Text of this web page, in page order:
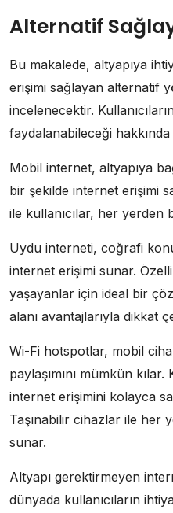
Alternatif
Bu makalede, altyapıya
erişimi sağlayan alternatif
incelenecektir.
faydalanabileceği
Mobil internet, altyapıya
bir şekilde internet erişimi
ile kullanıcılar, her yerden
Uydu interneti, coğrafi
internet erişimi sunar.
yaşayanlar için ideal bir
alanı avantajlarıyla dikkat
Wi-Fi hotspotlar, mobil
paylaşımını mümkün
internet erişimini kolayca
Taşınabilir cihazlar ile her
sunar.
Altyapı gerektirmeyen
dünyada kullanıcıların